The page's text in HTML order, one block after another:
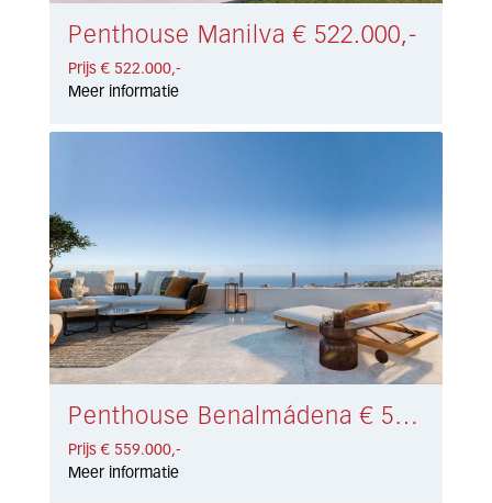
Penthouse Manilva € 522.000,-
Prijs € 522.000,-
Meer informatie
Penthouse Benalmádena € 559.000,-
Prijs € 559.000,-
Meer informatie